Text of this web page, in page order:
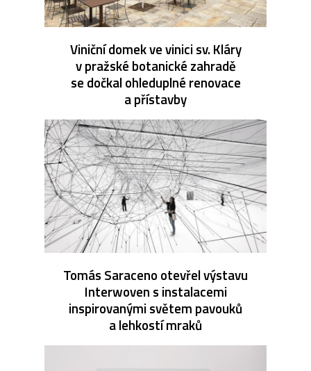
Viniční domek ve vinici sv. Kláry
v pražské botanické zahradě
se dočkal ohleduplné renovace
a přístavby
Tomás Saraceno otevřel výstavu
Interwoven s instalacemi
inspirovanými světem pavouků
a lehkostí mraků